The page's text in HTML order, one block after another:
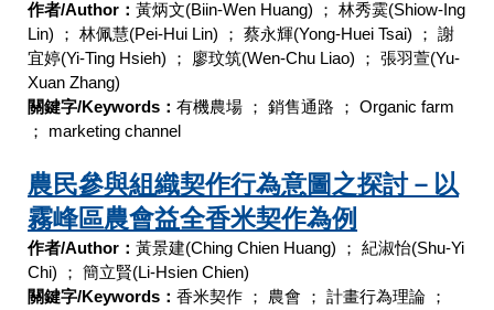
作者/Author：黃炳文(Biin-Wen Huang) ； 林秀霙(Shiow-Ing
Lin)
； 林佩慧(Pei-Hui Lin) ； 蔡永輝(Yong-Huei Tsai) ；
謝
宜婷(Yi-Ting Hsieh) ； 廖玟筑(Wen-Chu Liao) ； 張羽萱(Yu-
Xuan Zhang)
關鍵字/Keywords：有機農場 ； 銷售通路 ；
Organic farm
；
marketing channel
農民參與組織契作行為意圖之探討－以
霧峰區農會益全香米契作為例
作者/Author：黃景建(Ching Chien Huang) ； 紀淑怡(Shu-Yi
Chi)
； 簡立賢(Li-Hsien Chien)
關鍵字/Keywords：香米契作 ； 農會 ； 計畫行為理論
；